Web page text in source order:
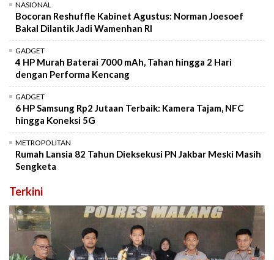
NASIONAL
Bocoran Reshuffle Kabinet Agustus: Norman Joesoef
Bakal Dilantik Jadi Wamenhan RI
GADGET
4 HP Murah Baterai 7000 mAh, Tahan hingga 2 Hari
dengan Performa Kencang
GADGET
6 HP Samsung Rp2 Jutaan Terbaik: Kamera Tajam, NFC
hingga Koneksi 5G
METROPOLITAN
Rumah Lansia 82 Tahun Dieksekusi PN Jakbar Meski Masih
Sengketa
Terkini